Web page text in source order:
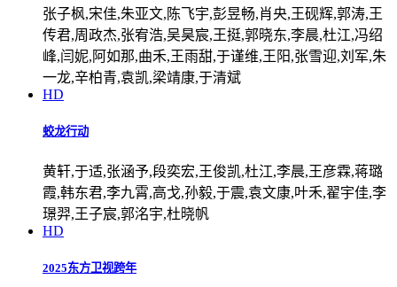
张子枫,宋佳,朱亚文,陈飞宇,彭昱畅,肖央,王砚辉,郭涛,王
传君,周政杰,张宥浩,吴昊宸,王挺,郭晓东,李晨,杜江,冯绍
峰,闫妮,阿如那,曲禾,王雨甜,于谨维,王阳,张雪迎,刘军,朱
一龙,辛柏青,袁凯,梁靖康,于清斌
HD
蛟龙行动
黄轩,于适,张涵予,段奕宏,王俊凯,杜江,李晨,王彦霖,蒋璐
霞,韩东君,李九霄,高戈,孙毅,于震,袁文康,叶禾,翟宇佳,李
璟羿,王子宸,郭洺宇,杜晓帆
HD
2025东方卫视跨年